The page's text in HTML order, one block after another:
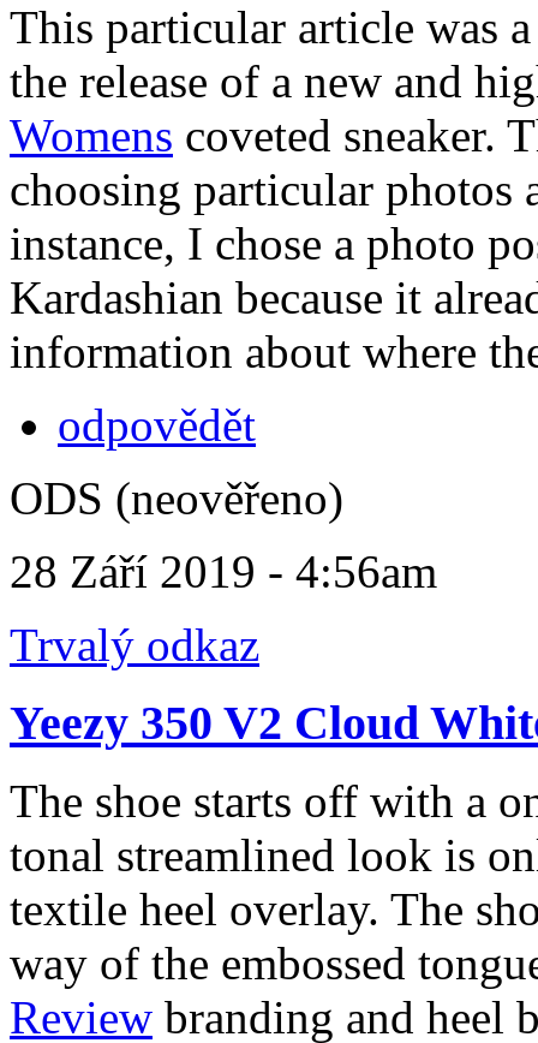
This particular article was
the release of a new and
Womens coveted sneaker.
choosing particular photos
instance, I chose a photo
Kardashian because it
information about where
odpovědět
ODS (neověřeno)
28 Září 2019 - 4:56am
Trvalý odkaz
Yeezy 350 V2 Cloud
The shoe starts off with a
tonal streamlined look is
textile heel overlay. The
way of the embossed
Review branding and heel